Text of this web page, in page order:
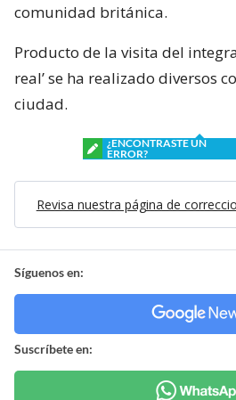
comunidad británica.
Producto de la visita del
real’ se ha realizado diversos
ciudad.
¿ENCONTRASTE UN
ERROR?
Revisa nuestra página de
Síguenos en:
Suscríbete en: